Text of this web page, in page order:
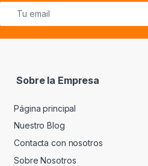
Sobre la Empresa
Página principal
Nuestro Blog
Contacta con nosotros
Sobre Nosotros